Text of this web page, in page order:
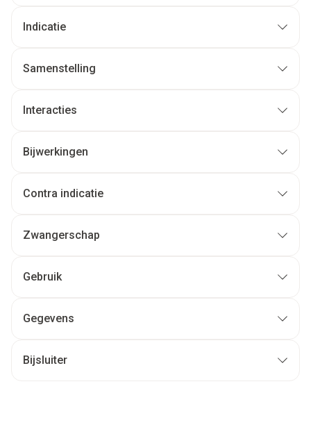
Indicatie
Samenstelling
Interacties
Bijwerkingen
Contra indicatie
Zwangerschap
Gebruik
Gegevens
Bijsluiter